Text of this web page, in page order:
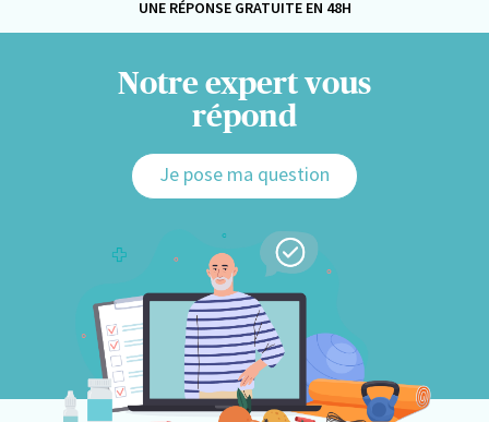
UNE RÉPONSE GRATUITE EN 48H
Notre expert vous
répond
Je pose ma question